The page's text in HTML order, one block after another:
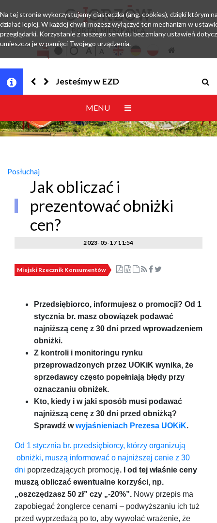
PORTAL MIESZKAŃCA
Jesteśmy w EZD
MENU
Posłuchaj
Jak obliczać i
prezentować obniżki
cen?
2023-05-17 11:54
Miejski Rzecznik Konsumentów
Przedsiębiorco, informujesz o promocji? Od 1
stycznia br. masz obowiązek podawać
najniższą cenę z 30 dni przed wprowadzeniem
obniżki.
Z kontroli i monitoringu rynku
przeprowadzonych przez UOKiK wynika, że
sprzedawcy często popełniają błędy przy
oznaczaniu obniżek.
Kto, kiedy i w jaki sposób musi podawać
najniższą cenę z 30 dni przed obniżką?
Sprawdź wwyjaśnieniach Prezesa UOKiK.
Od 1 stycznia br. przedsiębiorcy, którzy organizują
obniżki, muszą informować o najniższej cenie z 30
dni poprzedzających promocję. I od tej właśnie ceny
muszą obliczać ewentualne korzyści, np.
„oszczędzasz 50 zł” czy „-20%”. Nowy przepis ma
zapobiegać żonglerce cenami – podwyższaniu ich tuż
przed wyprzedażą po to, aby wywołać wrażenie, że
Na tej stronie wykorzystujemy ciasteczka (ang. cookies), dzięki którym
działać lepiej. W każdej chwili możesz wyłączyć ten mechanizm w
przeglądarki. Korzystanie z naszego serwisu bez zmiany ustawień
umieszcza je w pamięci Twojego urządzenia.